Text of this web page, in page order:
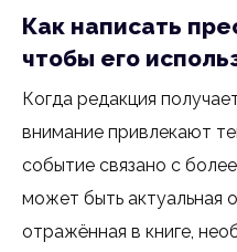
Как написать
чтобы его
Когда редакция
внимание привлекают
событие связано с
может быть актуальная
отражённая в книге,